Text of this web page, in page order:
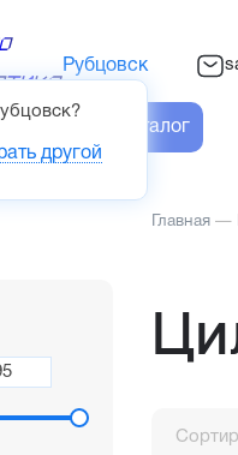
Рубцовск
?
другой
Каталог
Главная —